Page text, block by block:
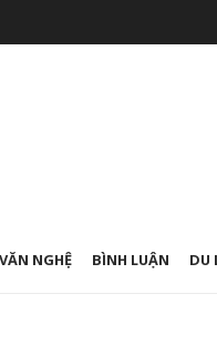
VĂN NGHỆ BÌNH LUẬN DU